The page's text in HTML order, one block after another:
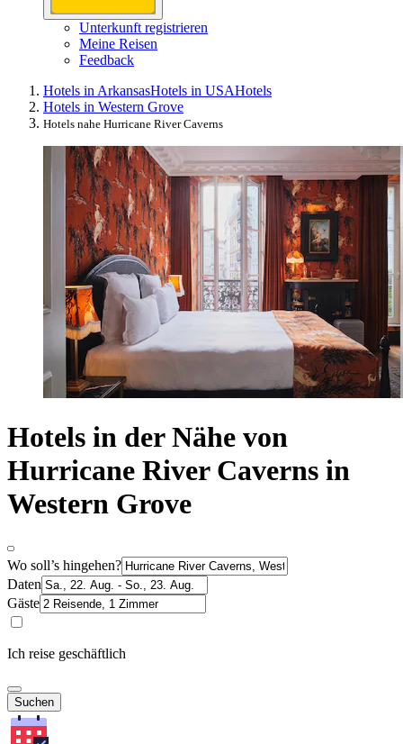
Unterkunft registrieren
Meine Reisen
Feedback
Hotels in ArkansasHotels in USAHotels
Hotels in Western Grove
Hotels nahe Hurricane River Caverns
Hotels in der Nähe von
Hurricane River Caverns in
Western Grove
Wo soll’s hingehen?
Daten
Gäste
Ich reise geschäftlich
Suchen